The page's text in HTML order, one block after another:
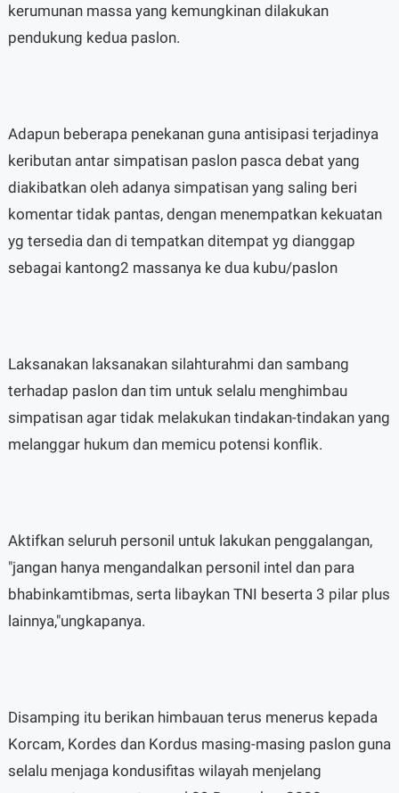
kerumunan massa yang kemungkinan dilakukan
pendukung kedua paslon.
Adapun beberapa penekanan guna antisipasi terjadinya
keributan antar simpatisan paslon pasca debat yang
diakibatkan oleh adanya simpatisan yang saling beri
komentar tidak pantas, dengan menempatkan kekuatan
yg tersedia dan di tempatkan ditempat yg dianggap
sebagai kantong2 massanya ke dua kubu/paslon
Laksanakan laksanakan silahturahmi dan sambang
terhadap paslon dan tim untuk selalu menghimbau
simpatisan agar tidak melakukan tindakan-tindakan yang
melanggar hukum dan memicu potensi konflik.
Aktifkan seluruh personil untuk lakukan penggalangan,
"jangan hanya mengandalkan personil intel dan para
bhabinkamtibmas, serta libaykan TNI beserta 3 pilar plus
lainnya,"ungkapanya.
Disamping itu berikan himbauan terus menerus kepada
Korcam, Kordes dan Kordus masing-masing paslon guna
selalu menjaga kondusifitas wilayah menjelang